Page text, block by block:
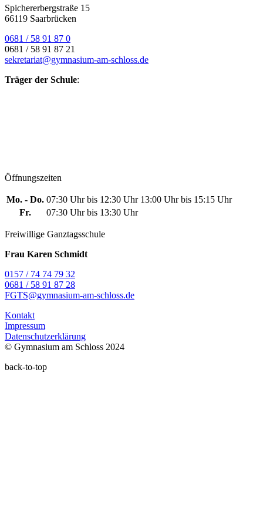
Spichererbergstraße 15
66119 Saarbrücken
0681 / 58 91 87 0
0681 / 58 91 87 21
sekretariat@gymnasium-am-schloss.de
Träger der Schule:
Öffnungszeiten
Mo. - Do. 07:30 Uhr bis 12:30 Uhr 13:00 Uhr bis 15:15 Uhr
Fr.
07:30 Uhr bis 13:30 Uhr
Freiwillige Ganztagsschule
Frau Karen Schmidt
0157 / 74 74 79 32
0681 / 58 91 87 28
FGTS@gymnasium-am-schloss.de
Kontakt
Impressum
Datenschutzerklärung
© Gymnasium am Schloss 2024
back-to-top